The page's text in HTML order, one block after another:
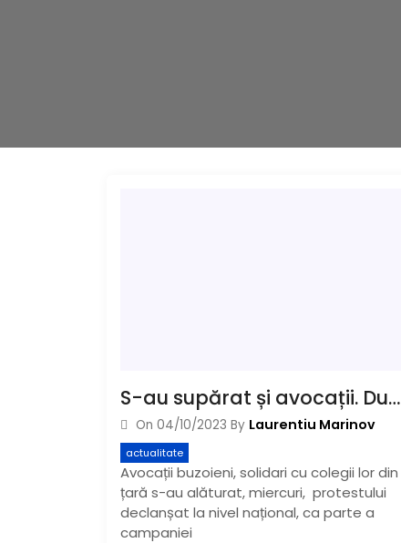
S-au supărat și avocații. După protestul magistraților, care a durat toată vara, membrii Baroului au întrerupt activitatea o zi
On 04/10/2023 By Laurentiu Marinov
actualitate
Avocații buzoieni, solidari cu colegii lor din
țară s-au alăturat, miercuri, protestului
declanșat la nivel național, ca parte a
campaniei